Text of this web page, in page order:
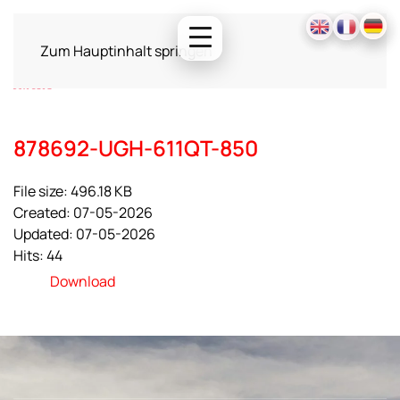
Zum Hauptinhalt springen
878692-UGH-611QT-850
File size: 496.18 KB
Created: 07-05-2026
Updated: 07-05-2026
Hits: 44
Download